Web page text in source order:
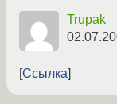
Trupak
Ссылка